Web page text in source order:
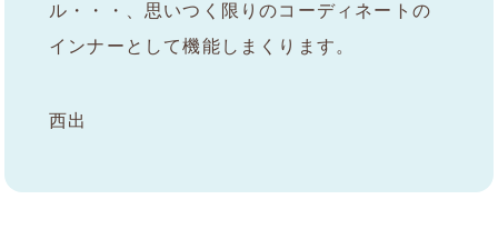
ル・・・、思いつく限りのコーディネートの
インナーとして機能しまくります。
西出